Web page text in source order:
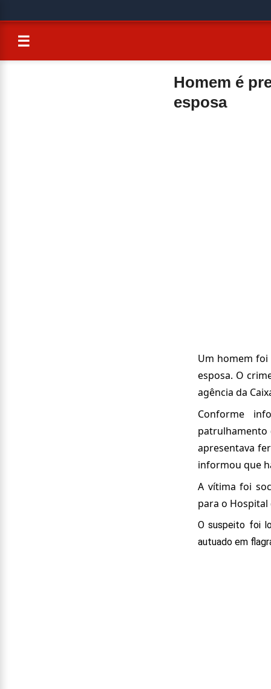
☰
Homem é
esposa
Um homem
esposa. O
agência da
Conforme
patrulhamento
apresentava
informou que
A vítima foi
para o
O suspeito foi
autuado em